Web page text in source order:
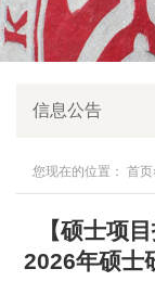
信息公告
您现在的位置： 首页
【硕士项
2026年硕士